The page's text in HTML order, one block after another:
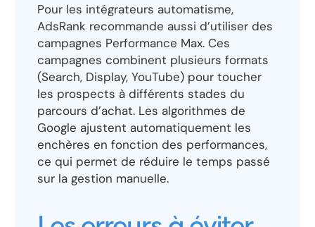
Pour les intégrateurs automatisme,
AdsRank recommande aussi d’utiliser des
campagnes Performance Max. Ces
campagnes combinent plusieurs formats
(Search, Display, YouTube) pour toucher
les prospects à différents stades du
parcours d’achat. Les algorithmes de
Google ajustent automatiquement les
enchères en fonction des performances,
ce qui permet de réduire le temps passé
sur la gestion manuelle.